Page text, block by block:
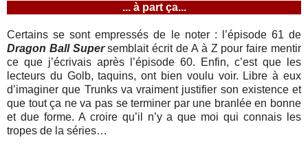
... à part ça...
Certains se sont empressés de le noter : l’épisode 61 de
Dragon Ball Supersemblait écrit de A à Z pour faire mentir
ce que j’écrivais après l’épisode 60. Enfin, c’est que les
lecteurs du Golb, taquins, ont bien voulu voir. Libre à eux
d’imaginer que Trunks va vraiment justifier son existence et
que tout ça ne va pas se terminer par une branlée en bonne
et due forme. A croire qu’il n’y a que moi qui connais les
tropes de la séries…